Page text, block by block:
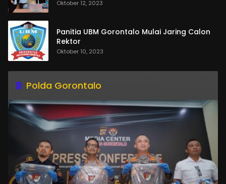
Oktober 12, 2023
Panitia UBM Gorontalo Mulai Jaring Calon
Rektor
Oktober 10, 2023
Polda Gorontalo